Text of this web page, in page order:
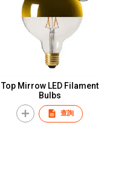
Top Mirrow LED Filament
Bulbs
查詢